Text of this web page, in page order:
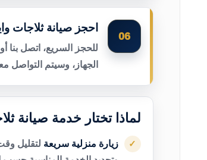
06
احجز صيانة ثلاجات
للحجز السريع، اتصل بنا
الجهاز، وسيتم التواصل
لماذا تختار خدمة صيانة
✓ زيارة منزلية سريعة لتقليل